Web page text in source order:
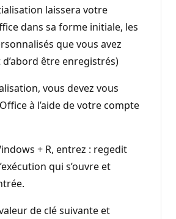
laissera votre
dans sa forme initiale, les
que vous avez
être enregistrés)
vous devez vous
à l’aide de votre compte
+ R, entrez : regedit
qui s’ouvre et
de clé suivante et